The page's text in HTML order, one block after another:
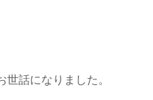
世話になりました。